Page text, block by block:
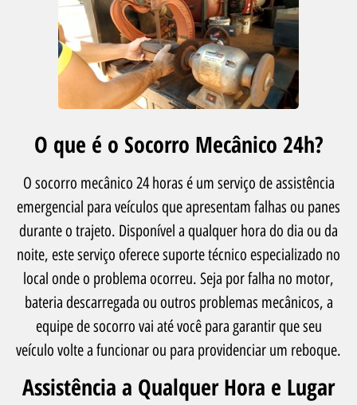
O que é o Socorro Mecânico 24h?
O socorro mecânico 24 horas é um serviço de assistência
emergencial para veículos que apresentam falhas ou panes
durante o trajeto. Disponível a qualquer hora do dia ou da
noite, este serviço oferece suporte técnico especializado no
local onde o problema ocorreu. Seja por falha no motor,
bateria descarregada ou outros problemas mecânicos, a
equipe de socorro vai até você para garantir que seu
veículo volte a funcionar ou para providenciar um reboque.
Assistência a Qualquer Hora e Lugar